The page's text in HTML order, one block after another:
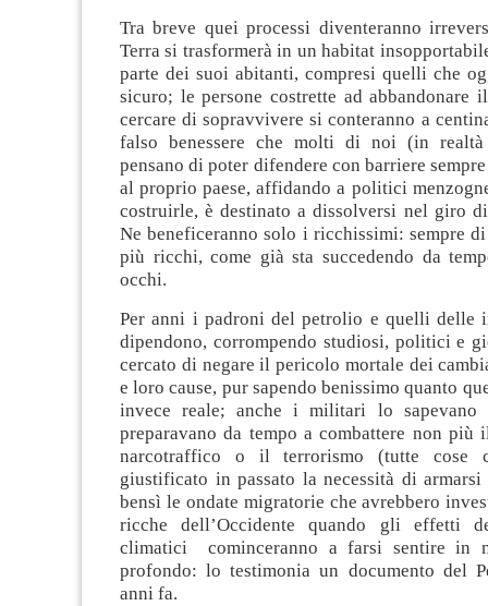
Tra breve quei processi diventeranno
Terra si trasformerà in un habitat
parte dei suoi abitanti, compresi quelli che
sicuro; le persone costrette ad abbandonare
cercare di sopravvivere si conteranno a
falso benessere che molti di noi (in realtà
pensano di poter difendere con barriere
al proprio paese, affidando a politici
costruirle, è destinato a dissolversi nel giro
Ne beneficeranno solo i ricchissimi: sempre di
più ricchi, come già sta succedendo da
occhi.
Per anni i padroni del petrolio e quelli delle
dipendono, corrompendo studiosi, politici e
cercato di negare il pericolo mortale dei
e loro cause, pur sapendo benissimo quanto
invece reale; anche i militari lo sapevano
preparavano da tempo a combattere non più
narcotraffico o il terrorismo (tutte cose
giustificato in passato la necessità di
bensì le ondate migratorie che avrebbero
ricche dell’Occidente quando gli effetti
climatici cominceranno a farsi sentire in
profondo: lo testimonia un documento del
anni fa.